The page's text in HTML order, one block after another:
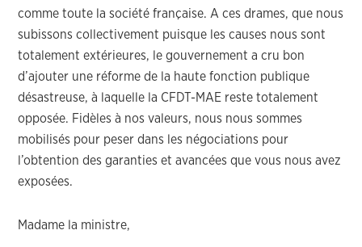
comme toute la société française. A ces drames, que nous
subissons collectivement puisque les causes nous sont
totalement extérieures, le gouvernement a cru bon
d’ajouter une réforme de la haute fonction publique
désastreuse, à laquelle la CFDT-MAE reste totalement
opposée. Fidèles à nos valeurs, nous nous sommes
mobilisés pour peser dans les négociations pour
l’obtention des garanties et avancées que vous nous avez
exposées.
Madame la ministre,